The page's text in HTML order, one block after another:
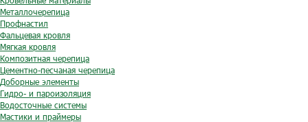
Металлочерепица
Профнастил
Фальцевая кровля
Мягкая кровля
Композитная черепица
Цементно-песчаная черепица
Доборные элементы
Гидро- и пароизоляция
Водосточные системы
Мастики и праймеры